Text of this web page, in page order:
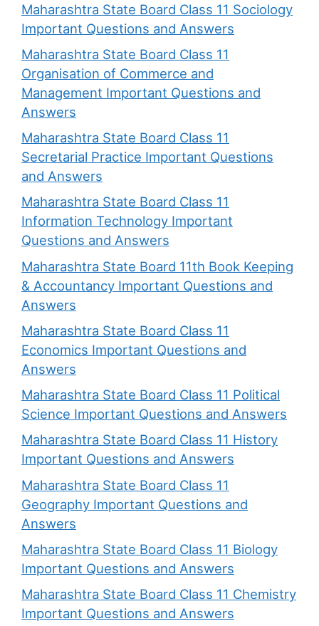
Maharashtra State Board Class 11 Sociology
Important Questions and Answers
Maharashtra State Board Class 11
Organisation of Commerce and
Management Important Questions and
Answers
Maharashtra State Board Class 11
Secretarial Practice Important Questions
and Answers
Maharashtra State Board Class 11
Information Technology Important
Questions and Answers
Maharashtra State Board 11th Book Keeping
& Accountancy Important Questions and
Answers
Maharashtra State Board Class 11
Economics Important Questions and
Answers
Maharashtra State Board Class 11 Political
Science Important Questions and Answers
Maharashtra State Board Class 11 History
Important Questions and Answers
Maharashtra State Board Class 11
Geography Important Questions and
Answers
Maharashtra State Board Class 11 Biology
Important Questions and Answers
Maharashtra State Board Class 11 Chemistry
Important Questions and Answers